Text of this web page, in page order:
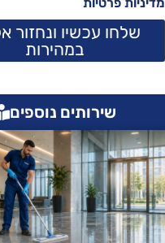
שלחו עכשיו ונחזור
במהירות
שירותים נוספים